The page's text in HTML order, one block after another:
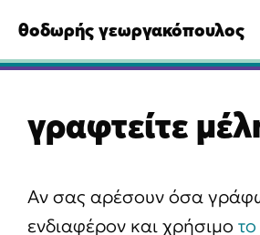
σε
περιεχόμενο
θοδωρής γεωργακόπουλος
γραφτείτε
Αν σας αρέσουν όσα
ενδιαφέρον και χρήσιμο